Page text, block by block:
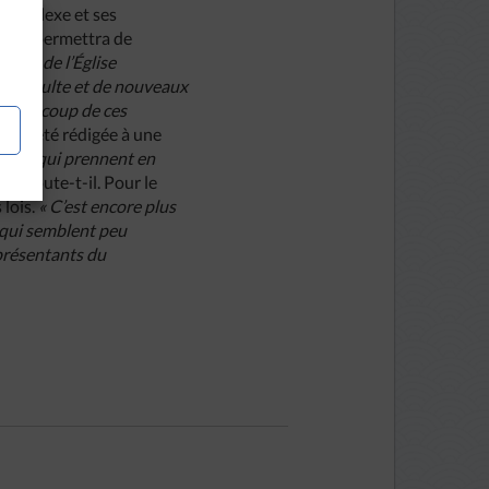
et ses
permettra de
de l’Église
de culte et de nouveaux
de ces
a été rédigée à une
qui prennent en
ajoute-t-il. Pour le
lois.« C’est encore plus
semblent peu
du